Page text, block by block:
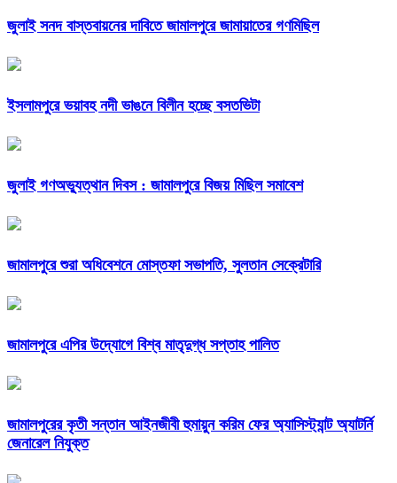
জুলাই সনদ বাস্তবায়নের দাবিতে জামালপুরে জামায়াতের গণমিছিল
ইসলামপুরে ভয়াবহ নদী ভাঙনে বিলীন হচ্ছে বসতভিটা
জুলাই গণঅভ্যুত্থান দিবস : জামালপুরে বিজয় মিছিল সমাবেশ
জামালপুরে শুরা অধিবেশনে মোস্তফা সভাপতি, সুলতান সেক্রেটারি
জামালপুরে এপির উদ্যোগে বিশ্ব মাতৃদুগ্ধ সপ্তাহ পালিত
জামালপুরের কৃতী সন্তান আইনজীবী হুমায়ুন করিম ফের অ্যাসিস্ট্যান্ট অ্যাটর্নি
জেনারেল নিযুক্ত